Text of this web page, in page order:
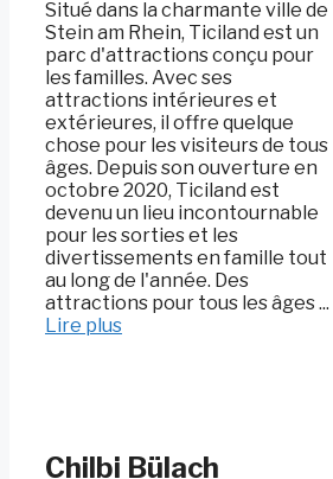
Situé dans la charmante ville de
Stein am Rhein, Ticiland est un
parc d'attractions conçu pour
les familles. Avec ses
attractions intérieures et
extérieures, il offre quelque
chose pour les visiteurs de tous
âges. Depuis son ouverture en
octobre 2020, Ticiland est
devenu un lieu incontournable
pour les sorties et les
divertissements en famille tout
au long de l'année. Des
attractions pour tous les âges ...
Lire plus
Chilbi Bülach